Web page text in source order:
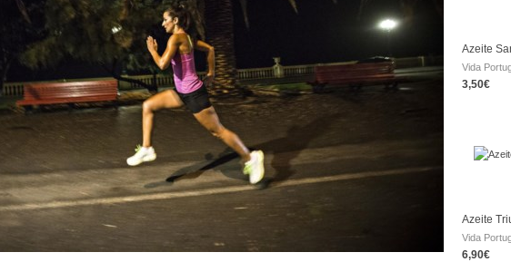
Azeite
Vida
3,50€
Azeite
Vida
6,90€